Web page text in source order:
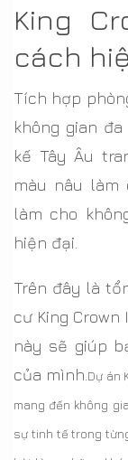
King
cách
Tích hợp
không gian
kế Tây Âu
màu nâu làm
làm cho
hiện đại.
Trên đây là
cư King
này sẽ giúp
của mình. Dự án
mang đến không
sự tinh tế trong